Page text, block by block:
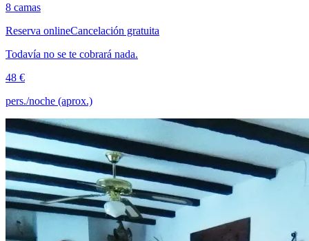
8 camas
Reserva onlineCancelación gratuita
Todavía no se te cobrará nada.
48 €
pers./noche (aprox.)